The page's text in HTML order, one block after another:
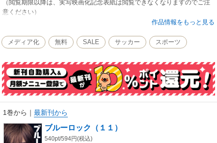
（閲覧期限以降は、実写映画化記念表紙は閲覧できなくなりますのでご注
意ください）
ジアでは強豪？ 組織力は世界レベル？ そんなことは、もう聞き飽きた！
課題は、絶対的な「エースストライカー」の不在。悲願“W杯優勝”のため
く、日本フットボール連合は300人のユース年代の選手達を招集する。まだ
無名の高校２年生・潔世一は、己のエゴを以って299人を蹴落とし、最強の
エースストライカーの道を駆け上れるか!? 登場人物、全員“俺様”！ 史上最
『適性試験(トライアウト)』を潜り抜け、U-20との決戦に挑む”青い監獄”11
傑がついに出揃う！ 守備力で名を馳せる日本代表イレブン＆天才・糸師
冴に、”青い監獄（ブルーロック)”の攻撃力は通じるのか？ 絵心が授ける
作品情報をもっと見る
メディア化 無料 SALE サッカー スポーツ
1巻から ｜ 最新刊から
ブルーロック（１１）
540pt/594円(税込)